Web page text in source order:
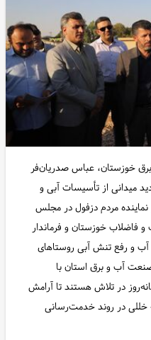
خوزستان، عباس صدریان‌فر
بازدید میدانی از تأسیسات آبی و
مردم دزفول در مجلس
خوزستان و فرماندار
و رفع تنش آبی روستاهای
آب و برق استان با
در تلاش هستند تا آرامش
در روند خدمت‌رسانی